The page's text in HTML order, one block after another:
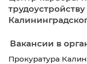
Центр